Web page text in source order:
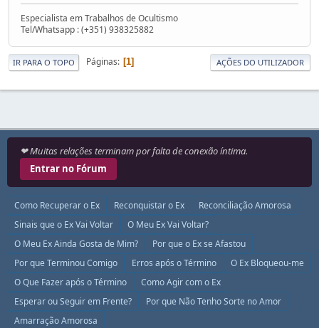
Especialista em Trabalhos de Ocultismo
Tel/Whatsapp : (+351) 938325882
IR PARA O TOPO Páginas 1 AÇÕES DO UTILIZADOR
❤ Muitas relações terminam por falta de conexão íntima.
Entrar no Fórum
Como Recuperar o Ex Reconquistar o Ex
Reconciliação Amorosa
Sinais que o Ex Vai Voltar
O Meu Ex Vai Voltar?
O Meu Ex Ainda Gosta de Mim?
Por que o Ex se Afastou
Por que Terminou Comigo
Erros após o Término
O Ex Bloqueou-me
O Que Fazer após o Término
Como Agir com o Ex
Esperar ou Seguir em Frente?
Por que Não Tenho Sorte no Amor
Amarração Amorosa